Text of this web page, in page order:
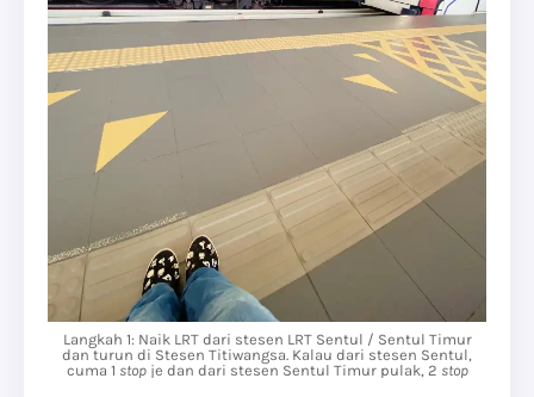
Langkah 1: Naik LRT dari stesen LRT Sentul / Sentul Timur
dan turun di Stesen Titiwangsa. Kalau dari stesen Sentul,
cuma 1 stopje dan dari stesen Sentul Timur pulak, 2 stop